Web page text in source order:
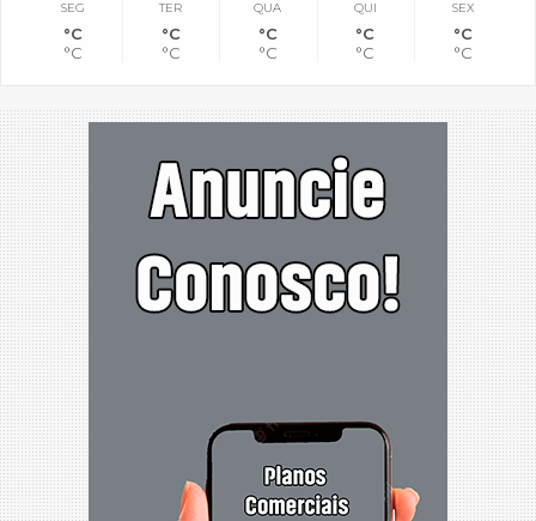
SEG
°C
°C
TER
°C
°C
QUA
°C
°C
QUI
°C
°C
SEX
°C
°C